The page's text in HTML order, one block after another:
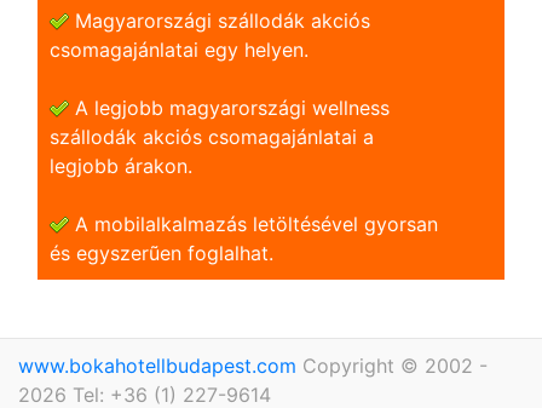
Magyarországi szállodák akciós
csomagajánlatai egy helyen.
A legjobb magyarországi wellness
szállodák akciós csomagajánlatai a
legjobb árakon.
A mobilalkalmazás letöltésével gyorsan
és egyszerũen foglalhat.
www.bokahotellbudapest.com Copyright © 2002 -
2026 Tel: +36 (1) 227-9614